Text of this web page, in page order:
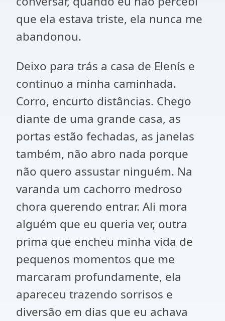
que ela estava triste, ela nunca me
abandonou.
Deixo para trás a casa de Elenís e
continuo a minha caminhada.
Corro, encurto distâncias. Chego
diante de uma grande casa, as
portas estão fechadas, as janelas
também, não abro nada porque
não quero assustar ninguém. Na
varanda um cachorro medroso
chora querendo entrar. Ali mora
alguém que eu queria ver, outra
prima que encheu minha vida de
pequenos momentos que me
marcaram profundamente, ela
apareceu trazendo sorrisos e
diversão em dias que eu achava